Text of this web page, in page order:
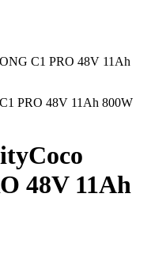
C1 PRO 48V 11Ah
PRO 48V 11Ah 800W
48V 11Ah